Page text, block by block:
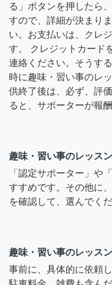
る」ボタンを押したら
すので、詳細が決まり
い。お支払いは、クレ
す。 クレジットカード
連絡ください。そうす
時に趣味・習い事のレ
供終了後は、必ず、評
ると、サポーターが報
趣味・習い事のレッス
「認定サポーター」や
すすめです。その他に
を確認して、選んでくだ
趣味・習い事のレッス
事前に、具体的に依頼